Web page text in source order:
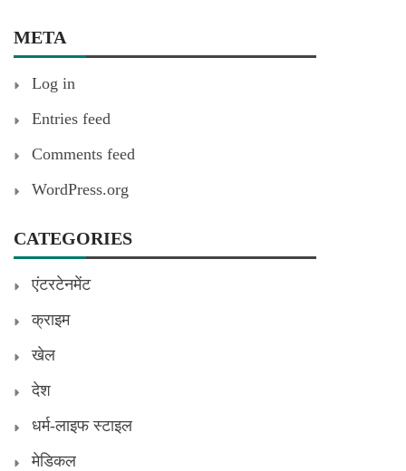
META
Log in
Entries feed
Comments feed
WordPress.org
CATEGORIES
एंटरटेनमेंट
क्राइम
खेल
देश
धर्म-लाइफ स्टाइल
मेडिकल